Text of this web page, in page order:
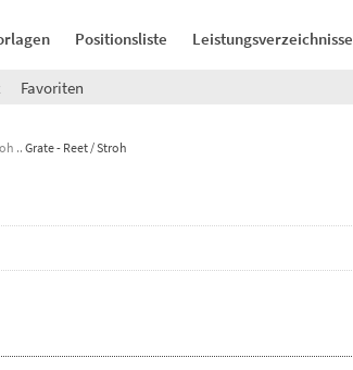
Positionsliste Leistungsverzeichnisse
Favoriten
Grate - Reet / Stroh